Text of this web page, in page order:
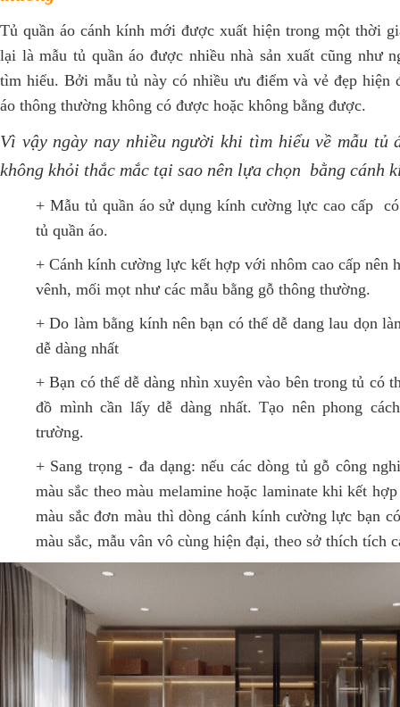
Tủ quần áo cánh kính mới được xuất hiện trong một thời
lại là mẫu tủ quần áo được nhiều nhà sản xuất cũng như
tìm hiểu. Bởi mẫu tủ này có nhiều ưu điểm và vẻ đẹp hiện
áo thông thường không có được hoặc không bằng được.
Vì vậy ngày nay nhiều người khi tìm hiểu về mẫu tủ
không khỏi thắc mắc tại sao nên lựa chọn bằng cánh
+ Mẫu tủ quần áo sử dụng kính cường lực cao cấp
tủ quần áo.
+ Cánh kính cường lực kết hợp với nhôm cao cấp nên
vênh, mối mọt như các mẫu bằng gỗ thông thường.
+ Do làm bằng kính nên bạn có thể dễ dang lau dọn
dễ dàng nhất
+ Bạn có thể dễ dàng nhìn xuyên vào bên trong tủ có
đồ mình cần lấy dễ dàng nhất. Tạo nên phong
trường.
+ Sang trọng - đa dạng: nếu các dòng tủ gỗ công
màu sắc theo màu melamine hoặc laminate khi kết
màu sắc đơn màu thì dòng cánh kính cường lực bạn
màu sắc, mẫu vân vô cùng hiện đại, theo sở thích tích